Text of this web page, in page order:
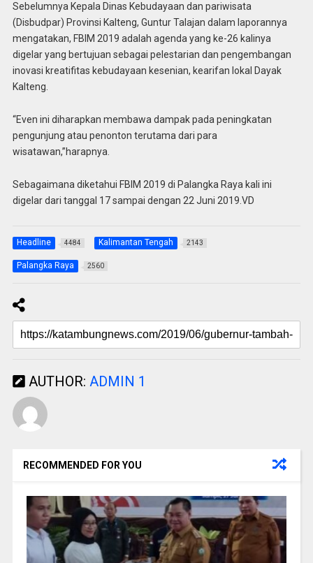
Sebelumnya Kepala Dinas Kebudayaan dan pariwisata
(Disbudpar) Provinsi Kalteng, Guntur Talajan dalam laporannya
mengatakan, FBIM 2019 adalah agenda yang ke-26 kalinya
digelar yang bertujuan sebagai pelestarian dan pengembangan
inovasi kreatifitas kebudayaan kesenian, kearifan lokal Dayak
Kalteng.
“Even ini diharapkan membawa dampak pada peningkatan
pengunjung atau penonton terutama dari para
wisatawan,”harapnya.
Sebagaimana diketahui FBIM 2019 di Palangka Raya kali ini
digelar dari tanggal 17 sampai dengan 22 Juni 2019.VD
Headline 4484 Kalimantan Tengah 2143
Palangka Raya 2560
AUTHOR: ADMIN 1
RECOMMENDED FOR YOU